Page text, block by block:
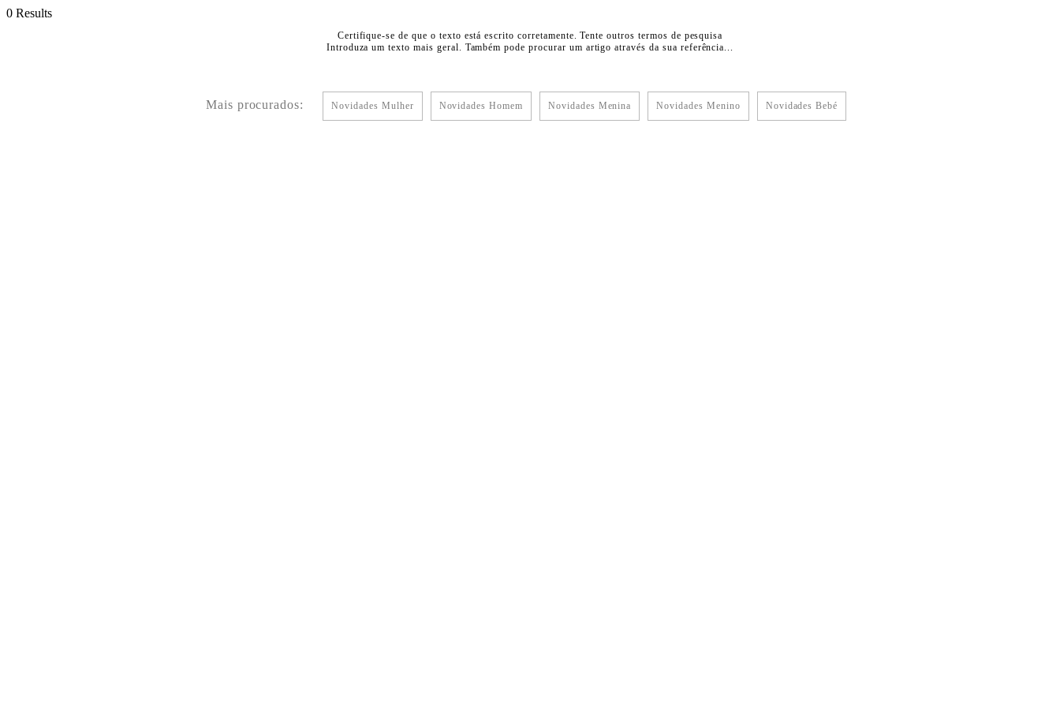
0 Results
Certifique-se de que o texto está escrito corretamente. Tente outros termos de pesquisa
Introduza um texto mais geral. Também pode procurar um artigo através da sua referência...
Mais procurados: Novidades Mulher Novidades Homem Novidades Menina Novidades Menino Novidades Bebé